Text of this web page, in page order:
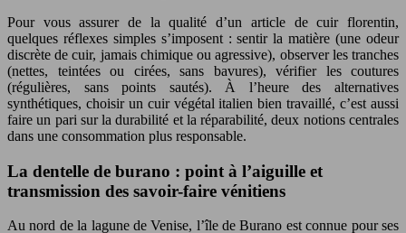
Pour vous assurer de la qualité d’un article de cuir florentin,
quelques réflexes simples s’imposent : sentir la matière (une odeur
discrète de cuir, jamais chimique ou agressive), observer les tranches
(nettes, teintées ou cirées, sans bavures), vérifier les coutures
(régulières, sans points sautés). À l’heure des alternatives
synthétiques, choisir un cuir végétal italien bien travaillé, c’est aussi
faire un pari sur la durabilité et la réparabilité, deux notions centrales
dans une consommation plus responsable.
La dentelle de burano : point à l’aiguille et
transmission des savoir-faire vénitiens
Au nord de la lagune de Venise, l’île de Burano est connue pour ses